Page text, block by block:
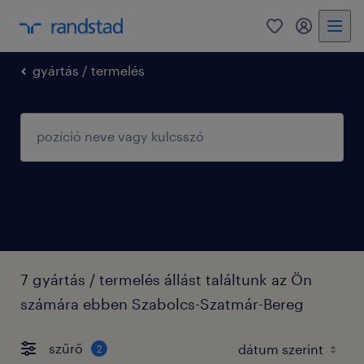
0 fiókom
gyártás / termelés
7 gyártás / termelés állást találtunk az Ön
számára ebben Szabolcs-Szatmár-Bereg
szűrő 2